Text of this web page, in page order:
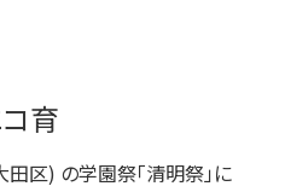
育
区) の学園祭「清明祭」に